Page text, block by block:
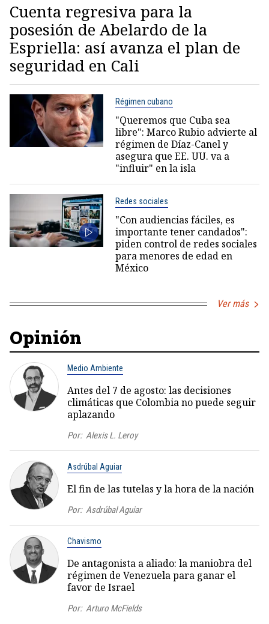
Cuenta regresiva para la
posesión de Abelardo de la
Espriella: así avanza el plan de
seguridad en Cali
Régimen cubano
"Queremos que Cuba sea
libre": Marco Rubio advierte al
régimen de Díaz-Canel y
asegura que EE. UU. va a
"influir" en la isla
Redes sociales
"Con audiencias fáciles, es
importante tener candados":
piden control de redes sociales
para menores de edad en
México
Ver más
Opinión
Medio Ambiente
Antes del 7 de agosto: las decisiones
climáticas que Colombia no puede seguir
aplazando
Por: Alexis L. Leroy
Asdrúbal Aguiar
El fin de las tutelas y la hora de la nación
Por: Asdrúbal Aguiar
Chavismo
De antagonista a aliado: la maniobra del
régimen de Venezuela para ganar el
favor de Israel
Por: Arturo McFields